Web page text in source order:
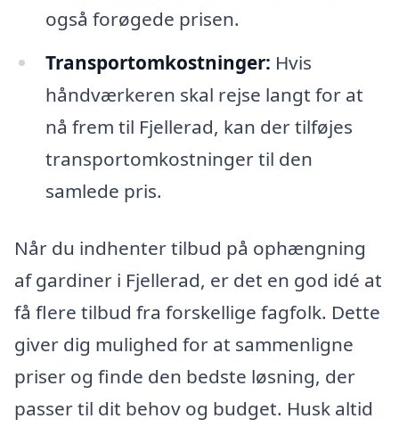
også forøgede prisen.
Transportomkostninger: Hvis
håndværkeren skal rejse langt for at
nå frem til Fjellerad, kan der tilføjes
transportomkostninger til den
samlede pris.
Når du indhenter tilbud på ophængning
af gardiner i Fjellerad, er det en god idé at
få flere tilbud fra forskellige fagfolk. Dette
giver dig mulighed for at sammenligne
priser og finde den bedste løsning, der
passer til dit behov og budget. Husk altid